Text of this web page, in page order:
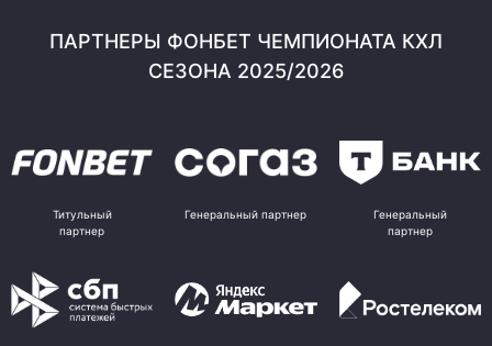
ПАРТНЕРЫ ФОНБЕТ ЧЕМПИОНАТА КХЛ
СЕЗОНА 2025/2026
Титульный
партнер
Генеральный партнер
Генеральный
партнер